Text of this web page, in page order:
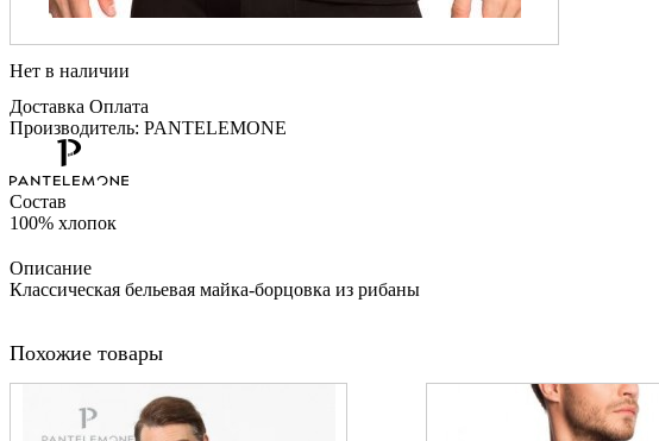
Нет в наличии
Доставка Оплата
Производитель: PANTELEMONE
Состав
100% хлопок
Описание
Классическая бельевая майка-борцовка из рибаны
Похожие товары